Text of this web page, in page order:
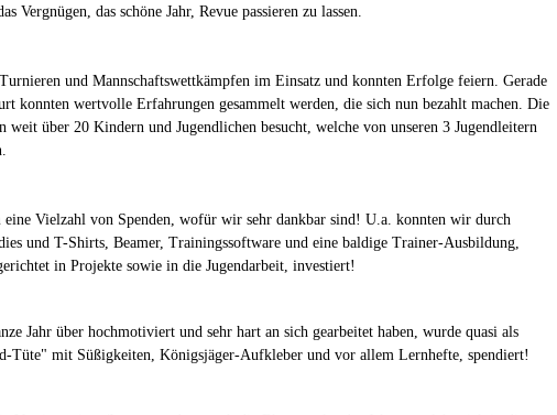
Vergnügen, das schöne Jahr, Revue passieren zu lassen.
und Mannschaftswettkämpfen im Einsatz und konnten Erfolge feiern. Gerade
konnten wertvolle Erfahrungen gesammelt werden, die sich nun bezahlt machen. Die
über 20 Kindern und Jugendlichen besucht, welche von unseren 3 Jugendleitern
Vielzahl von Spenden, wofür wir sehr dankbar sind! U.a. konnten wir durch
und T-Shirts, Beamer, Trainingssoftware und eine baldige Trainer-Ausbildung,
in Projekte sowie in die Jugendarbeit, investiert!
Jahr über hochmotiviert und sehr hart an sich gearbeitet haben, wurde quasi als
Tüte" mit Süßigkeiten, Königsjäger-Aufkleber und vor allem Lernhefte, spendiert!